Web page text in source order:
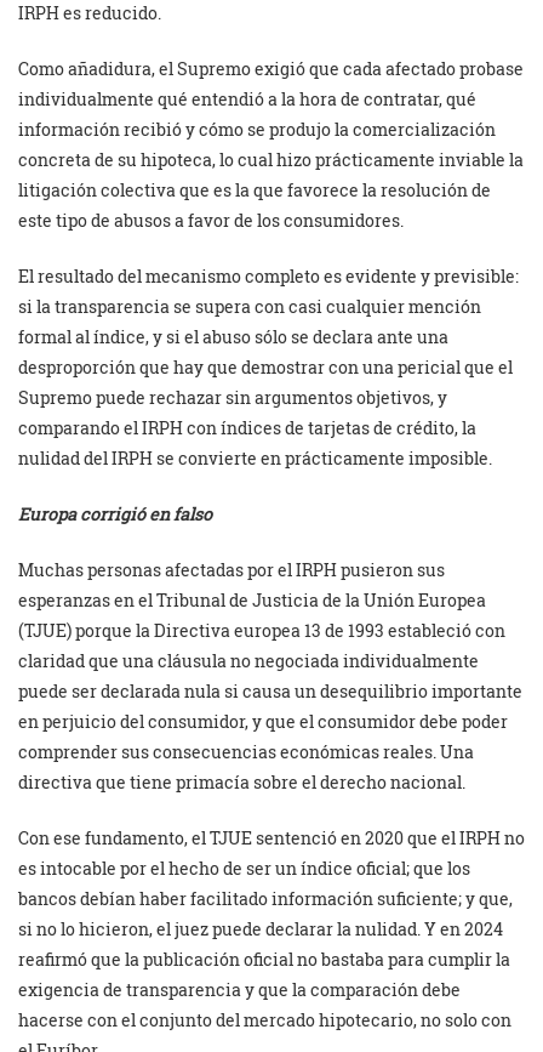
IRPH es reducido.
Como añadidura, el Supremo exigió que cada afectado probase
individualmente qué entendió a la hora de contratar, qué
información recibió y cómo se produjo la comercialización
concreta de su hipoteca, lo cual hizo prácticamente inviable la
litigación colectiva que es la que favorece la resolución de
este tipo de abusos a favor de los consumidores.
El resultado del mecanismo completo es evidente y previsible:
si la transparencia se supera con casi cualquier mención
formal al índice, y si el abuso sólo se declara ante una
desproporción que hay que demostrar con una pericial que el
Supremo puede rechazar sin argumentos objetivos, y
comparando el IRPH con índices de tarjetas de crédito, la
nulidad del IRPH se convierte en prácticamente imposible.
Europa corrigió en falso
Muchas personas afectadas por el IRPH pusieron sus
esperanzas en el Tribunal de Justicia de la Unión Europea
(TJUE) porque la Directiva europea 13 de 1993 estableció con
claridad que una cláusula no negociada individualmente
puede ser declarada nula si causa un desequilibrio importante
en perjuicio del consumidor, y que el consumidor debe poder
comprender sus consecuencias económicas reales. Una
directiva que tiene primacía sobre el derecho nacional.
Con ese fundamento, el TJUE sentenció en 2020 que el IRPH no
es intocable por el hecho de ser un índice oficial; que los
bancos debían haber facilitado información suficiente; y que,
si no lo hicieron, el juez puede declarar la nulidad. Y en 2024
reafirmó que la publicación oficial no bastaba para cumplir la
exigencia de transparencia y que la comparación debe
hacerse con el conjunto del mercado hipotecario, no solo con